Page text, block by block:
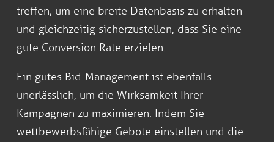
treffen, um eine breite Datenbasis zu erhalten
und gleichzeitig sicherzustellen, dass Sie eine
gute Conversion Rate erzielen.
Ein gutes Bid-Management ist ebenfalls
unerlässlich, um die Wirksamkeit Ihrer
Kampagnen zu maximieren. Indem Sie
wettbewerbsfähige Gebote einstellen und die